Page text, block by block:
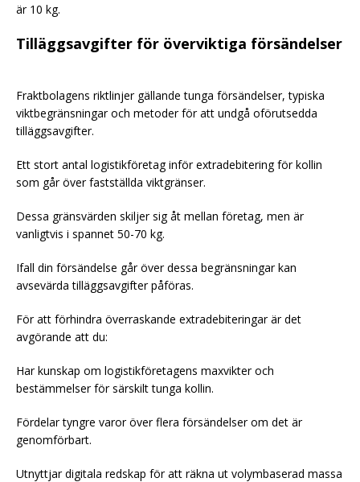
är 10 kg.
Tilläggsavgifter för överviktiga försändelser
Fraktbolagens riktlinjer gällande tunga försändelser, typiska
viktbegränsningar och metoder för att undgå oförutsedda
tilläggsavgifter.
Ett stort antal logistikföretag inför extradebitering för kollin
som går över fastställda viktgränser.
Dessa gränsvärden skiljer sig åt mellan företag, men är
vanligtvis i spannet 50-70 kg.
Ifall din försändelse går över dessa begränsningar kan
avsevärda tilläggsavgifter påföras.
För att förhindra överraskande extradebiteringar är det
avgörande att du:
Har kunskap om logistikföretagens maxvikter och
bestämmelser för särskilt tunga kollin.
Fördelar tyngre varor över flera försändelser om det är
genomförbart.
Utnyttjar digitala redskap för att räkna ut volymbaserad massa